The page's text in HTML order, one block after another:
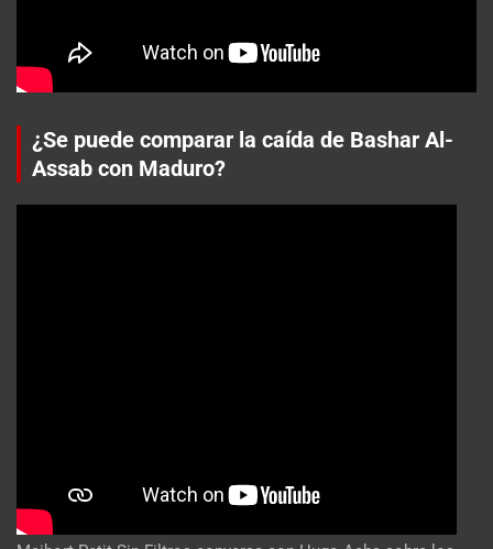
¿Se puede comparar la caída de Bashar Al-
Assab con Maduro?